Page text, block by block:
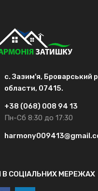
с. Зазим'я, Броварський
области, 07415.
+38 (068) 008 94 13
Пн-Сб 8:30 до 17:30
В СОЦІАЛЬНИХ МЕРЕЖАХ